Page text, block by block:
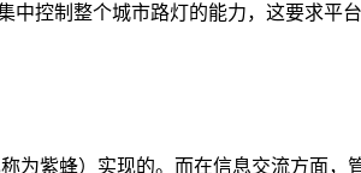
控制整个城市路灯的能力，这要求平
为紫蜂）实现的。而在信息交流方面，